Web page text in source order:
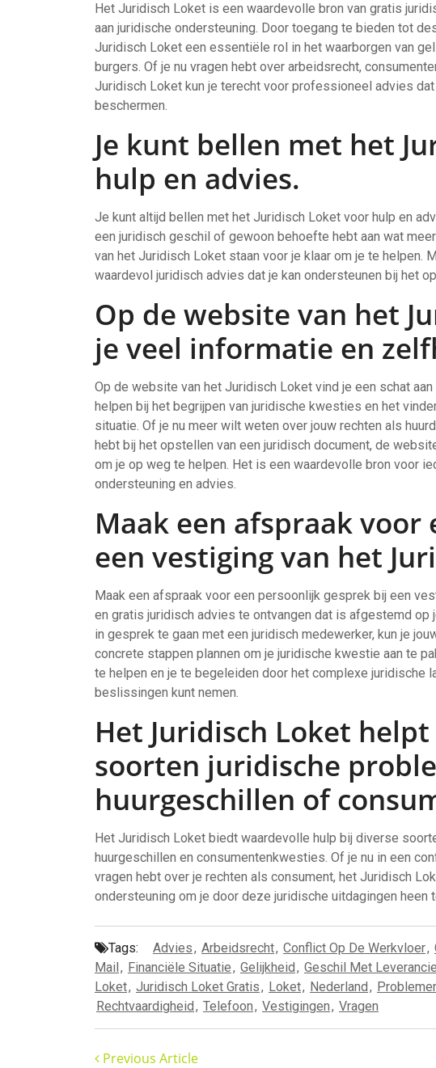
Het Juridisch Loket is een waardevolle bron van gratis
aan juridische ondersteuning. Door toegang te bieden tot
Juridisch Loket een essentiële rol in het waarborgen van
burgers. Of je nu vragen hebt over arbeidsrecht,
Juridisch Loket kun je terecht voor professioneel advies
beschermen.
Je kunt bellen met het
hulp en advies.
Je kunt altijd bellen met het Juridisch Loket voor hulp en
een juridisch geschil of gewoon behoefte hebt aan wat
van het Juridisch Loket staan voor je klaar om je te helpen.
waardevol juridisch advies dat je kan ondersteunen bij het
Op de website van het
je veel informatie en
Op de website van het Juridisch Loket vind je een schat
helpen bij het begrijpen van juridische kwesties en het
situatie. Of je nu meer wilt weten over jouw rechten als
hebt bij het opstellen van een juridisch document, de
om je op weg te helpen. Het is een waardevolle bron voor
ondersteuning en advies.
Maak een afspraak voor
een vestiging van het
Maak een afspraak voor een persoonlijk gesprek bij een
en gratis juridisch advies te ontvangen dat is afgestemd
in gesprek te gaan met een juridisch medewerker, kun je
concrete stappen plannen om je juridische kwestie aan te
te helpen en je te begeleiden door het complexe juridische
beslissingen kunt nemen.
Het Juridisch Loket
soorten juridische
huurgeschillen of
Het Juridisch Loket biedt waardevolle hulp bij diverse
huurgeschillen en consumentenkwesties. Of je nu in een
vragen hebt over je rechten als consument, het Juridisch
ondersteuning om je door deze juridische uitdagingen heen
Tags: Advies, Arbeidsrecht, Conflict Op De Werkvloer,
Mail, Financiële Situatie, Gelijkheid, Geschil Met
Loket, Juridisch Loket Gratis, Loket, Nederland,
Rechtvaardigheid, Telefoon, Vestigingen, Vragen
Previous Article